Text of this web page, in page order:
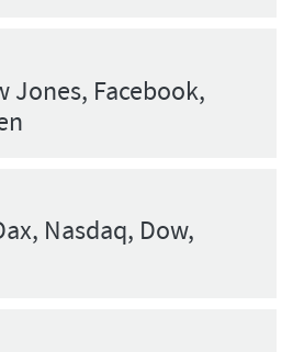
Jones, Facebook,
Nasdaq, Dow,